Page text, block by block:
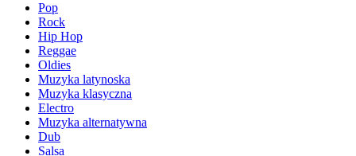
Pop
Rock
Hip Hop
Reggae
Oldies
Muzyka latynoska
Muzyka klasyczna
Electro
Muzyka alternatywna
Dub
Salsa